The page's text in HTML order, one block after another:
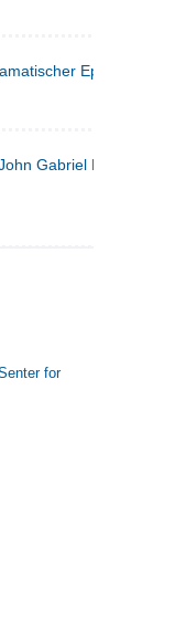
Epilog in drei
Gabriel Borkman ;
for